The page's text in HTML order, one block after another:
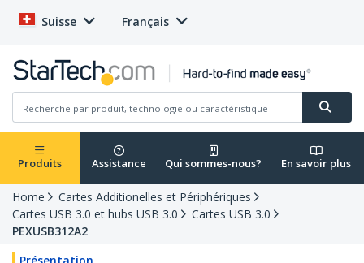
Suisse Français
Produits Assistance Qui sommes-nous? En savoir plus
Home
Cartes Additionelles et Périphériques
Cartes USB 3.0 et hubs USB 3.0
Cartes USB 3.0
PEXUSB312A2